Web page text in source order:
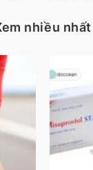
nhiều nhất